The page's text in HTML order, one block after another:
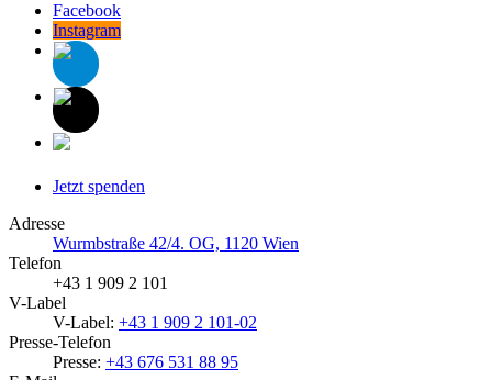
Facebook
Instagram
Jetzt spenden
Adresse
Wurmbstraße 42/4. OG, 1120 Wien
Telefon
+43 1 909 2 101
V-Label
V-Label: +43 1 909 2 101-02
Presse-Telefon
Presse: +43 676 531 88 95